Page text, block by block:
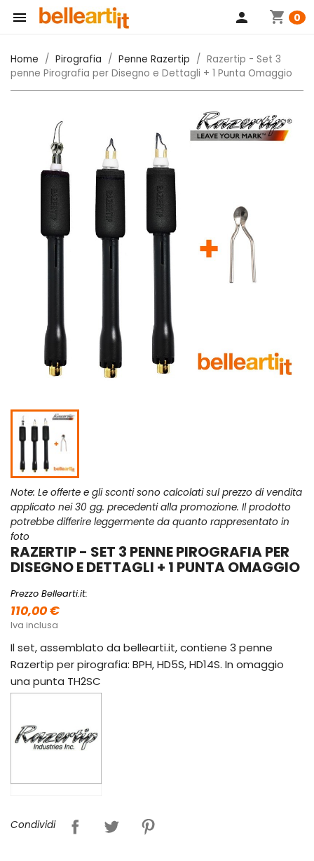
 shopping_cart 0
person
Home Pirografia Penne Razertip
Razertip - Set 3
penne Pirografia per Disegno e Dettagli + 1 Punta Omaggio
Note: Le offerte e gli sconti sono calcolati sul prezzo di vendita
applicato nei 30 gg. precedenti alla promozione. Il prodotto
potrebbe differire leggermente da quanto rappresentato in
foto
RAZERTIP - SET 3 PENNE PIROGRAFIA PER
DISEGNO E DETTAGLI + 1 PUNTA OMAGGIO
Prezzo Bellearti.it:
110,00 €
Iva inclusa
Il set, assemblato da bellearti.it, contiene 3 penne
Razertip per pirografia: BPH, HD5S, HD14S. In omaggio
una punta TH2SC
Condividi